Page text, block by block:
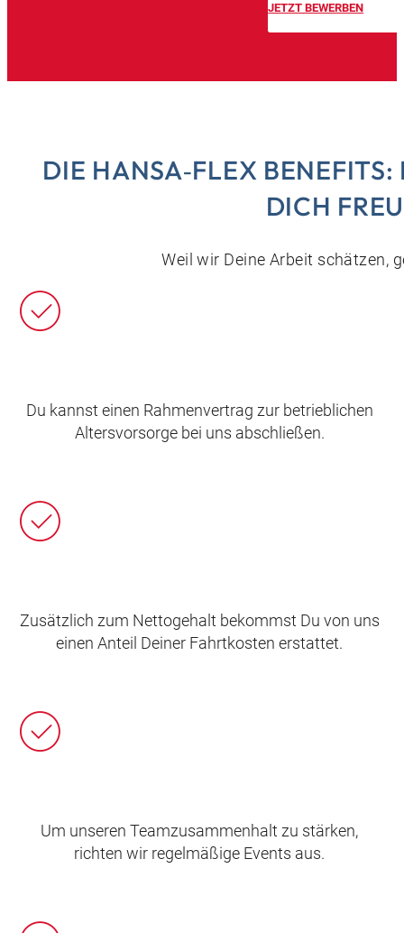
JETZT BEWERBEN
DIE HANSA‑FLEX
DICH
Weil wir Deine Arbeit schätzen,
Du kannst einen Rahmenvertrag zur betrieblichen
Altersvorsorge bei uns abschließen.
Zusätzlich zum Nettogehalt bekommst Du von uns
einen Anteil Deiner Fahrtkosten erstattet.
Um unseren Teamzusammenhalt zu stärken,
richten wir regelmäßige Events aus.